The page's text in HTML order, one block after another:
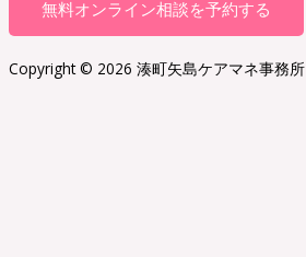
無料オンライン相談を予約する
Copyright © 2026 湊町矢島ケアマネ事務所